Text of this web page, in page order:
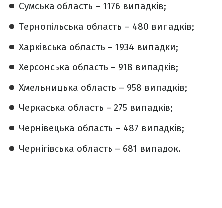
Сумська область – 1176 випадків;
Тернопільська область – 480 випадків;
Харківська область – 1934 випадки;
Херсонська область – 918 випадків;
Хмельницька область – 958 випадків;
Черкаська область – 275 випадків;
Чернівецька область – 487 випадків;
Чернігівська область – 681 випадок.